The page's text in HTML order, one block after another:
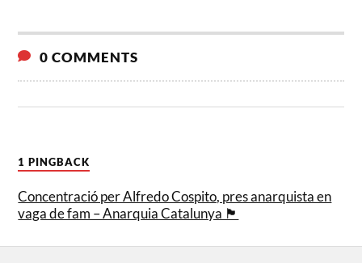
0 COMMENTS
1 PINGBACK
Concentració per Alfredo Cospito, pres anarquista en
vaga de fam – Anarquia Catalunya 🏴